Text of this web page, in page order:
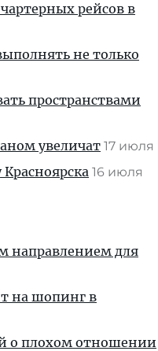
рейсов в
не только
пространствами
увеличат 17 июля
16 июля
направлением для
на шопинг в
о плохом отношении